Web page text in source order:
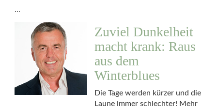
...
Zuviel Dunkelheit
macht krank: Raus
aus dem
Winterblues
Die Tage werden kürzer und die
Laune immer schlechter! Mehr